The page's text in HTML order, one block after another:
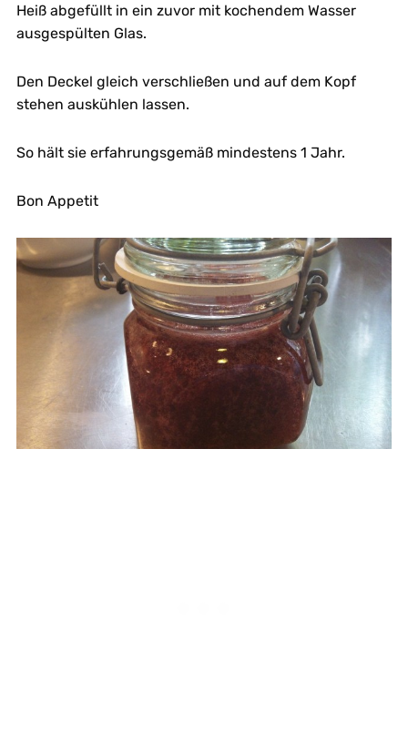
Heiß abgefüllt in ein zuvor mit kochendem Wasser
ausgespülten Glas.
Den Deckel gleich verschließen und auf dem Kopf
stehen auskühlen lassen.
So hält sie erfahrungsgemäß mindestens 1 Jahr.
Bon Appetit